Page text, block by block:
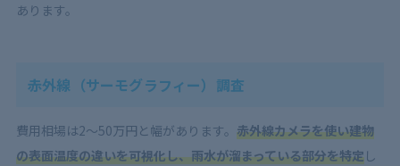
あります。
赤外線（サーモグラフィー）調査
費用相場は2〜50万円と幅があります。 赤外線カメラを使い建物
の表面温度の違いを可視化し、雨水が溜まっている部分を特定し